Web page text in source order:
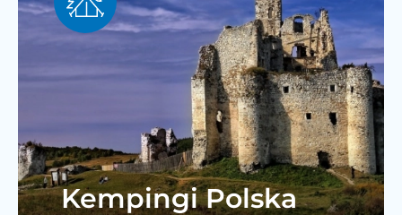
Kempingi Polska